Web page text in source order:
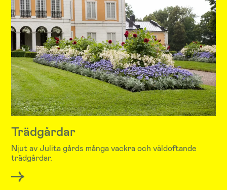
Trädgårdar
Njut av Julita gårds många vackra och väldoftande
trädgårdar.